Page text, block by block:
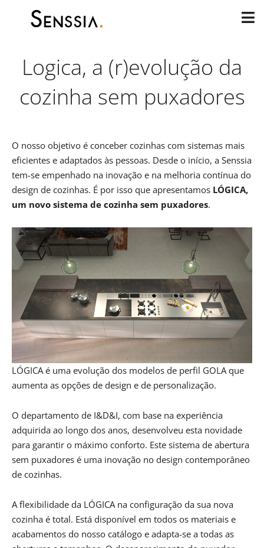
Logica, a (r)evolução da
cozinha sem puxadores
O nosso objetivo é conceber cozinhas com sistemas mais
eficientes e adaptados às pessoas. Desde o início, a Senssia
tem-se empenhado na inovação e na melhoria contínua do
design de cozinhas. É por isso que apresentamos LÓGICA,
um novo sistema de cozinha sem puxadores.
LÓGICA é uma evolução dos modelos de perfil GOLA que
aumenta as opções de design e de personalização.
O departamento de I&D&I, com base na experiência
adquirida ao longo dos anos, desenvolveu esta novidade
para garantir o máximo conforto. Este sistema de abertura
sem puxadores é uma inovação no design contemporâneo
de cozinhas.
A flexibilidade da LÓGICA na configuração da sua nova
cozinha é total. Está disponível em todos os materiais e
acabamentos do nosso catálogo e adapta-se a todas as